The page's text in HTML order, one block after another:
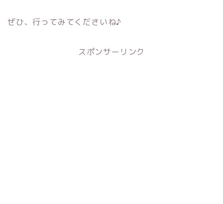
ぜひ、行ってみてくださいね♪
スポンサーリンク